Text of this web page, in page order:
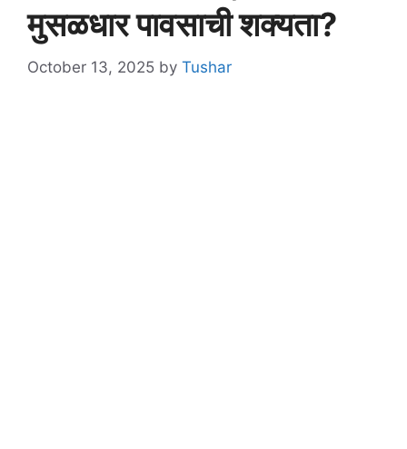
मुसळधार पावसाची शक्यता?
October 13, 2025 by Tushar